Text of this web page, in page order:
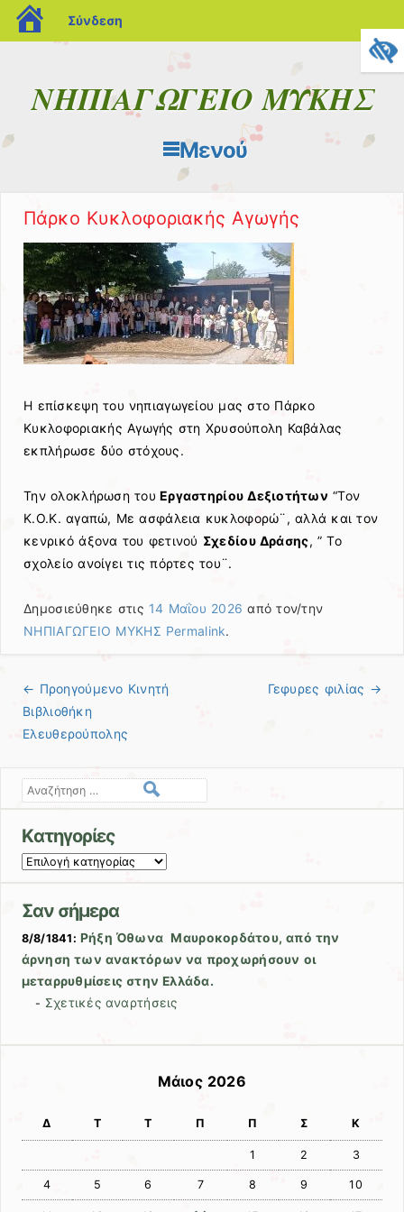
blogs.sch.gr
Σύνδεση
ΝΗΠΙΑΓΩΓΕΙΟ ΜΥΚΗΣ
Μενού
Πάρκο Κυκλοφοριακής Αγωγής
Η επίσκεψη του νηπιαγωγείου μας στο Πάρκο
Κυκλοφοριακής Αγωγής στη Χρυσούπολη Καβάλας
εκπλήρωσε δύο στόχους.
Την ολοκλήρωση του Εργαστηρίου Δεξιοτήτων “Τον
Κ.Ο.Κ. αγαπώ, Με ασφάλεια κυκλοφορώ¨, αλλά και τον
κενρικό άξονα του φετινού Σχεδίου Δράσης, ” Το
σχολείο ανοίγει τις πόρτες του¨.
Δημοσιεύθηκε στις 14 Μαΐου 2026 από τον/την
ΝΗΠΙΑΓΩΓΕΙΟ ΜΥΚΗΣ Permalink.
Πλοήγηση άρθρων
← Προηγούμενo Κινητή
Βιβλιοθήκη
Ελευθερούπολης
Γεφυρες φιλίας →
Αναζήτηση
Kατηγορίες
Kατηγορίες
Σαν σήμερα
8/8/1841: Ρήξη Όθωνα  Μαυροκορδάτου, από την
άρνηση των ανακτόρων να προχωρήσουν οι
μεταρρυθμίσεις στην Ελλάδα.
- Σχετικές αναρτήσεις
Μάιος 2026
Δ Τ Τ Π Π Σ Κ
1 2 3
4 5 6 7 8 9 10